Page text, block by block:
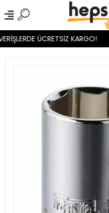
ÜCRETSİZ KARGO!